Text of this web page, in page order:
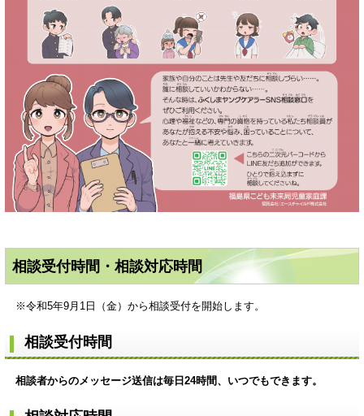
相談受付時間・相談対応時間
※令和5年9月1日（金）から相談受付を開始します。
相談受付時間
相談者からのメッセージ送信は毎日24時間、いつでもできます。